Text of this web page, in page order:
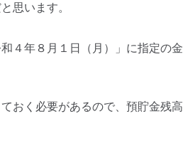
思います。
４年８月１日（月）」に指定の
おく必要があるので、預貯金残